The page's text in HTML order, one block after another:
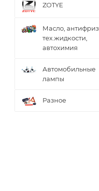
ZOTYE
Масло, антифриз,
тех.жидкости,
автохимия
Автомобильные
лампы
Разное